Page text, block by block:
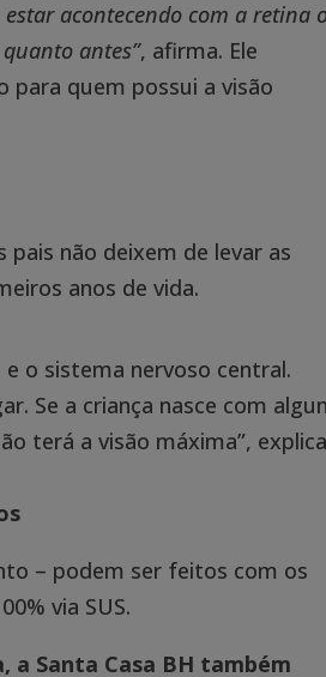
acontecendo com a retina
antes”, afirma. Ele
para quem possui a visão
não deixem de levar as
anos de vida.
o sistema nervoso central.
Se a criança nasce com
terá a visão máxima”,
– podem ser feitos com os
via SUS.
a Santa Casa BH também